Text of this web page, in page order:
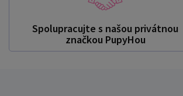
Spolupracujte s našou privátnou
značkou PupyHou